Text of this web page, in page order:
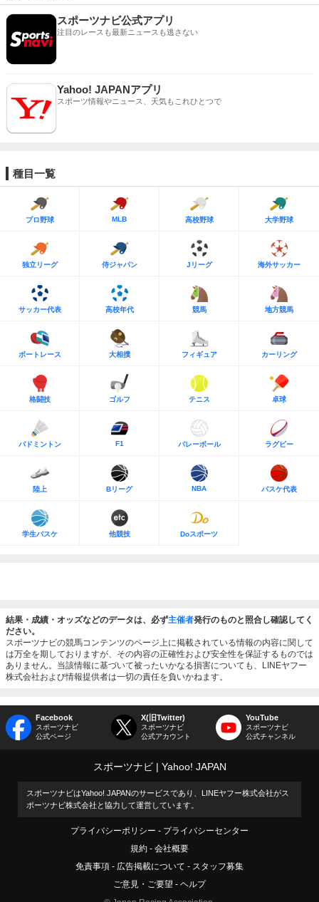
スポーツナビ公式アプリ
注目のレースも最新ニュースも逃さない
Yahoo! JAPANアプリ
スポーツ情報やニュース、天気もこれひとつで
種目一覧
プロ野球 MLB 高校野球 大学野球
独立リーグ 侍ジャパン Jリーグ 海外サッカー
サッカー代表 高校年代 競馬 地方競馬
ボートレース 大相撲 フィギュア カーリング
格闘技 ゴルフ テニス 卓球
バドミントン F1 バレーボール ラグビー
陸上 Bリーグ NBA バスケ代表
学生バスケ 他競技 Doスポーツ
結果・成績・オッズなどのデータは、必ず主催者発行のものと照合し確認してく
ださい。
スポーツナビの競馬コンテンツのページ上に掲載されている情報の内容に関して
は万全を期しておりますが、その内容の正確性および安全性を保証するものでは
ありません。当該情報に基づいて被ったいかなる損害についても、LINEヤフー
株式会社および情報提供者は一切の責任を負いかねます。
Facebook
スポーツナビ
公式ページ
X(旧Twitter)
スポーツナビ
公式アカウント
YouTube
スポーツナビ
公式チャンネル
スポーツナビ Yahoo! JAPAN
スポーツナビはYahoo! JAPANのサービスであり、LINEヤフー株式会社がス
ポーツナビ株式会社と協力して運営しています。
プライバシーポリシー
プライバシーセンター
規約
会社概要
免責事項
広告掲載について
スタッフ募集
ご意見・ご要望
ヘルプ